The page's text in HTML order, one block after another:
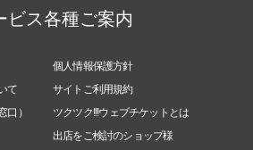
ビス各種ご案内
個人情報保護方針
て
サイトご利用規約
口）
ツクツク!!!ウェブチケットとは
出店をご検討のショップ様